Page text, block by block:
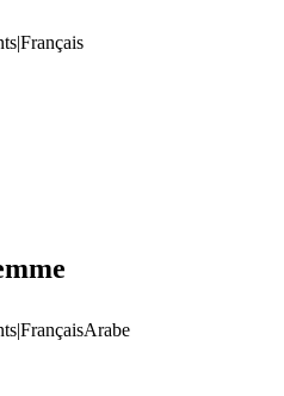
|Français
FrançaisArabe